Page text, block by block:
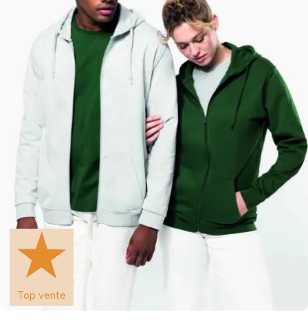
Top vente